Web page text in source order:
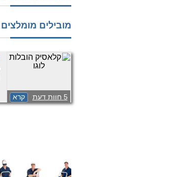
מובילים מומלצים
5 חוות דעת קרא